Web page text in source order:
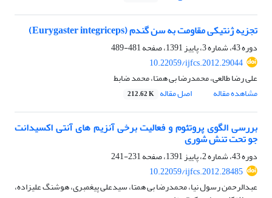
تجزیه ژنتیکی مقاومت به سن گندم (Eurygaster integriceps)
دوره 43، شماره 3، پاییز 1391، صفحه
481-489
10.22059/ijfcs.2012.29044
علی رضا طالعی، محمدرضا بی همتا، محمد ضابط
مشاهده مقاله
اصل مقاله 212.62 K
بررسی الگوی پروتئوم و فعالیت برخی آنزیم های آنتی اکسیدانت
جو تحت تنش شوری
دوره 43، شماره 2، پاییز 1391، صفحه
231-241
10.22059/ijfcs.2012.28485
عبدالرحمن رسول نیا، محمدرضا بی همتا، سیدعلی پیغمبری، هوشنگ علیزاده،